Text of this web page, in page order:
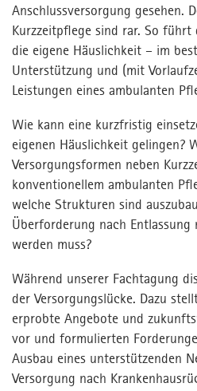
Angebote für
Karriere
English
Kontakt
Kontakt
Presse
Fachforum
MPortal
Interner Bereich
Anschlussversorgung gesehen.
Kurzzeitpflege sind rar. So
die eigene Häuslichkeit – im
Unterstützung und (mit
Leistungen eines ambulanten
Wie kann eine kurzfristig
eigenen Häuslichkeit gelingen?
Versorgungsformen neben
konventionellem ambulanten
welche Strukturen sind
Überforderung nach
werden muss?
Während unserer Fachtagung
der Versorgungslücke. Dazu
erprobte Angebote und
vor und formulierten
Ausbau eines unterstützenden
Versorgung nach